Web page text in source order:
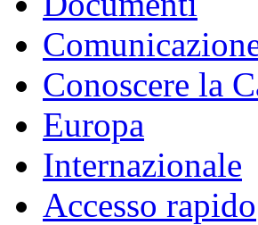
Conoscere la
Europa
Internazionale
Accesso rapido